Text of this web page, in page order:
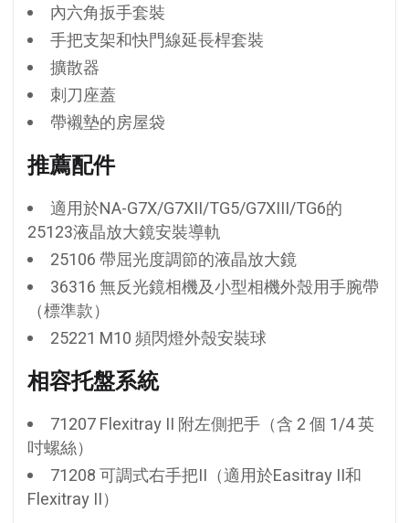
內六角扳手套裝
手把支架和快門線延長桿套裝
擴散器
刺刀座蓋
帶襯墊的房屋袋
推薦配件
適用於NA-G7X/G7XII/TG5/G7XIII/TG6的
25123液晶放大鏡安裝導軌
25106 帶屈光度調節的液晶放大鏡
36316 無反光鏡相機及小型相機外殼用手腕帶
（標準款）
25221 M10 頻閃燈外殼安裝球
相容托盤系統
71207 Flexitray II 附左側把手（含 2 個 1/4 英
吋螺絲）
71208 可調式右手把II（適用於Easitray II和
Flexitray II）